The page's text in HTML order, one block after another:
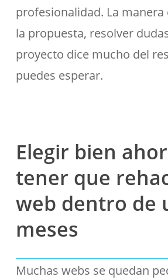
profesionalidad. La
la propuesta, resolver
proyecto dice mucho del
puedes esperar.
Elegir bien
tener que
web dentro de
meses
Muchas webs se quedan